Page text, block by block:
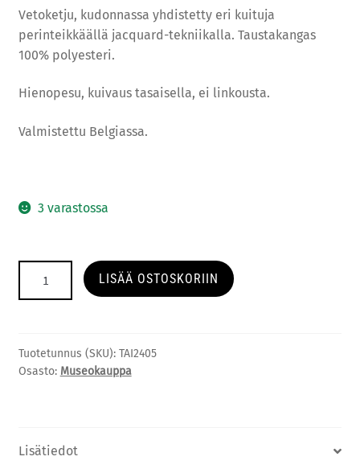
Vetoketju, kudonnassa yhdistetty eri kuituja
perinteikkäällä jacquard-tekniikalla. Taustakangas
100% polyesteri.
Hienopesu, kuivaus tasaisella, ei linkousta.
Valmistettu Belgiassa.
3 varastossa
Tyynynpäällinen:
Modigliani
LISÄÄ OSTOSKORIIN
Tuotetunnus (SKU): TAI2405
Osasto: Museokauppa
Lisätiedot